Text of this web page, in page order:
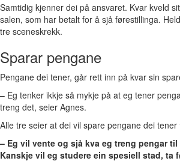
Samtidig kjenner dei på ansvaret. Kvar kveld
salen, som har betalt for å sjå førestillinga.
tre sceneskrekk.
Sparar pengane
Pengane dei tener, går rett inn på kvar sin
– Eg tenker ikkje så mykje på at eg tener
treng det, seier Agnes.
Alle tre seier at dei vil spare pengane dei tener
– Eg vil vente og sjå kva eg treng pengar til
Kanskje vil eg studere ein spesiell stad, ta